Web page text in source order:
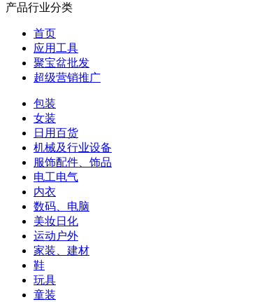
产品行业分类
首页
应用工具
聚宝盆批发
超级营销推广
包装
女装
日用百货
机械及行业设备
服饰配件、饰品
电工电气
内衣
数码、电脑
美妆日化
运动户外
家装、建材
鞋
玩具
童装